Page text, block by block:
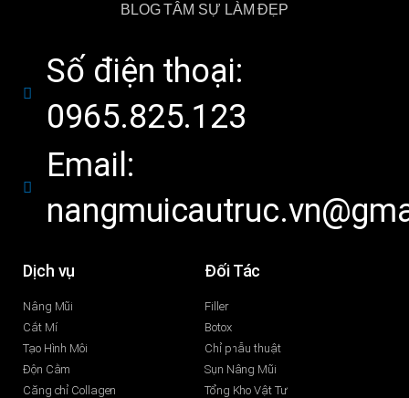
BLOG TÂM SỰ LÀM ĐẸP
Số điện thoại:
0965.825.123
Email:
Dịch vụ
Nâng Mũi
Cắt Mí
Tạo Hình Môi
Độn Cằm
Căng chỉ Collagen
Đối Tác
Filler
Botox
Chỉ phẫu thuật
Sụn Nâng Mũi
Tổng Kho Vật Tư